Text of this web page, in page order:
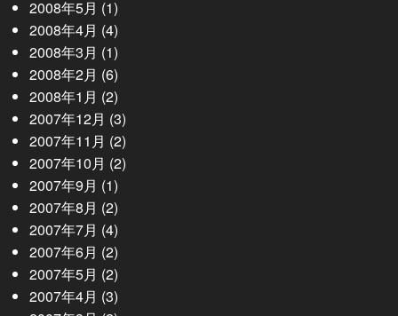
2008年5月 (1)
2008年4月 (4)
2008年3月 (1)
2008年2月 (6)
2008年1月 (2)
2007年12月 (3)
2007年11月 (2)
2007年10月 (2)
2007年9月 (1)
2007年8月 (2)
2007年7月 (4)
2007年6月 (2)
2007年5月 (2)
2007年4月 (3)